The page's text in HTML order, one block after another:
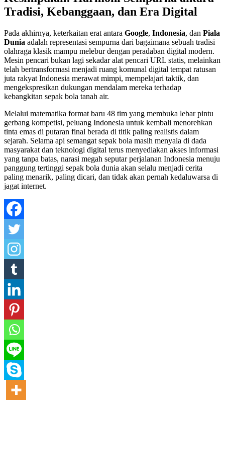
Tradisi, Kebanggaan, dan Era Digital
Pada akhirnya, keterkaitan erat antara Google, Indonesia, dan Piala
Dunia adalah representasi sempurna dari bagaimana sebuah tradisi
olahraga klasik mampu melebur dengan peradaban digital modern.
Mesin pencari bukan lagi sekadar alat pencari URL statis, melainkan
telah bertransformasi menjadi ruang komunal digital tempat ratusan
juta rakyat Indonesia merawat mimpi, mempelajari taktik, dan
mengekspresikan dukungan mendalam mereka terhadap
kebangkitan sepak bola tanah air.
Melalui matematika format baru 48 tim yang membuka lebar pintu
gerbang kompetisi, peluang Indonesia untuk kembali menorehkan
tinta emas di putaran final berada di titik paling realistis dalam
sejarah. Selama api semangat sepak bola masih menyala di dada
masyarakat dan teknologi digital terus menyediakan akses informasi
yang tanpa batas, narasi megah seputar perjalanan Indonesia menuju
panggung tertinggi sepak bola dunia akan selalu menjadi cerita
paling menarik, paling dicari, dan tidak akan pernah kedaluwarsa di
jagat internet.